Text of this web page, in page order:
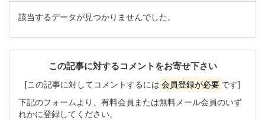
該当するデータが見つかりませんでした。
この記事に対するコメントをお寄せ下さい
[この記事に対してコメントするには 会員登録が必要 です]
下記のフォームより、有料会員または無料メール会員のいず
れかに登録してください。